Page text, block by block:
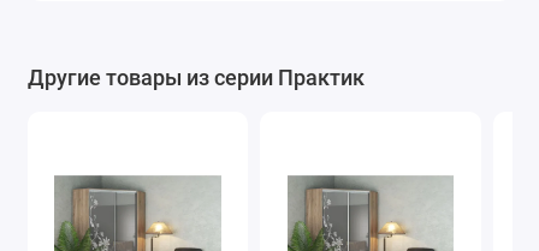
090
312 Бургунди
800
Лакобель
Другие товары из серии Практик